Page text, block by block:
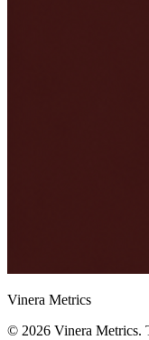
Vinera Metrics
© 2026 Vinera Metrics.